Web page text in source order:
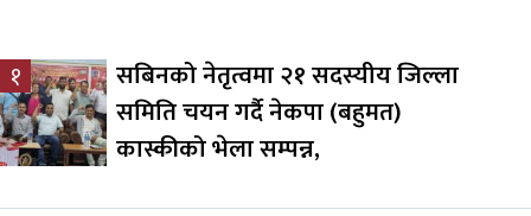
१
सबिनको नेतृत्वमा २१ सदस्यीय जिल्ला
समिति चयन गर्दै नेकपा (बहुमत)
कास्कीको भेला सम्पन्न,